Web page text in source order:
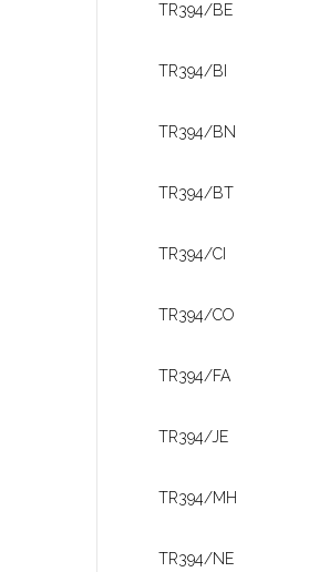
TR394/BE
TR394/BI
TR394/BN
TR394/BT
TR394/CI
TR394/CO
TR394/FA
TR394/JE
TR394/MH
TR394/NE